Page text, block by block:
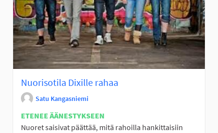
Nuorisotila Dixille rahaa
Satu Kangasniemi
ETENEE ÄÄNESTYKSEEN
Nuoret saisivat päättää, mitä rahoilla hankittaisiin